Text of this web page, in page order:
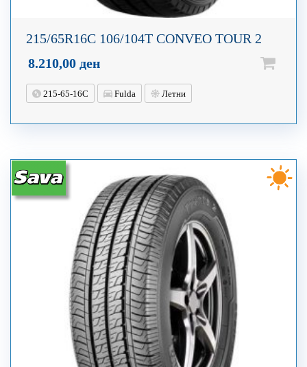
215/65R16C 106/104T CONVEO TOUR 2
8.210,00 ден
215-65-16C Fulda Летни